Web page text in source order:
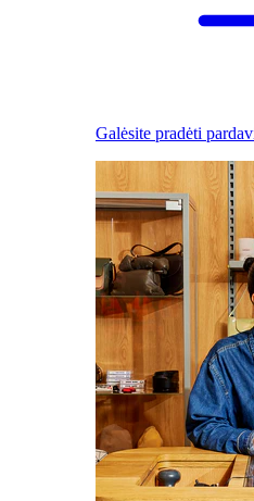
Galėsite pradėti